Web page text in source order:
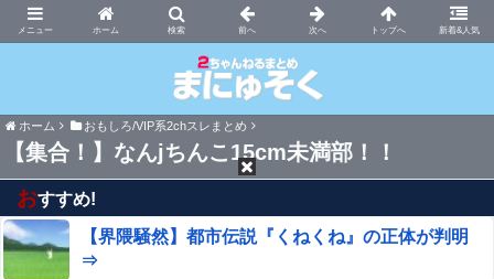
ホーム 新着&人気
まにゅそく 2chまとめニュース速報VIP
ホーム おもしろ/VIP系2chスレまとめ
【集合！】なんjちんこ15cm未満部！！
おすすめ!
【界隈騒然】都市伝説『くねくね』の正体が判明
⇒